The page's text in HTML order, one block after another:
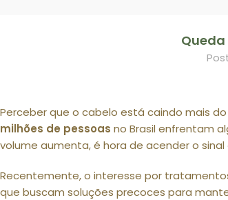
Perceber que o cabelo está caindo mais
milhões de pessoas no Brasil enfrentam
volume aumenta, é hora de acender o sinal
Recentemente, o interesse por
que buscam soluções precoces para